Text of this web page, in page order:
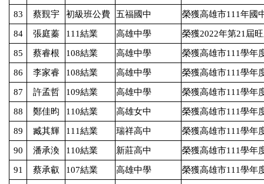
83 蔡覲宇 初級班公費 五福國中 榮獲高雄市111年國
84 張庭蓁 111結業 高雄中學 榮獲2022年第21 屆
85 蔡睿根 108結業 高雄中學 榮獲高雄市111學年
86 李家睿 108結業 高雄中學 榮獲高雄市111學年
87 許孟哲 109結業 高雄中學 榮獲高雄市111學年
88 鄭佳昀 110結業 高雄女中 榮獲高雄市111學年
89 臧其輝 111結業 瑞祥高中 榮獲高雄市111學年
90 潘承渙 110結業 新莊高中 榮獲高雄市111學年
91 蔡承叡 107結業 高雄中學 榮獲高雄市111學年